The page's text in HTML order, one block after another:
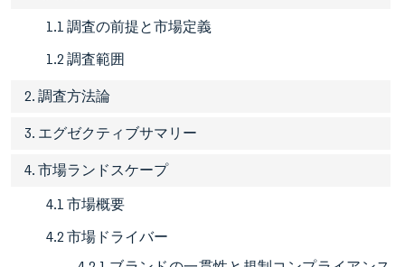
1.1 調査の前提と市場定義
1.2 調査範囲
2. 調査方法論
3. エグゼクティブサマリー
4. 市場ランドスケープ
4.1 市場概要
4.2 市場ドライバー